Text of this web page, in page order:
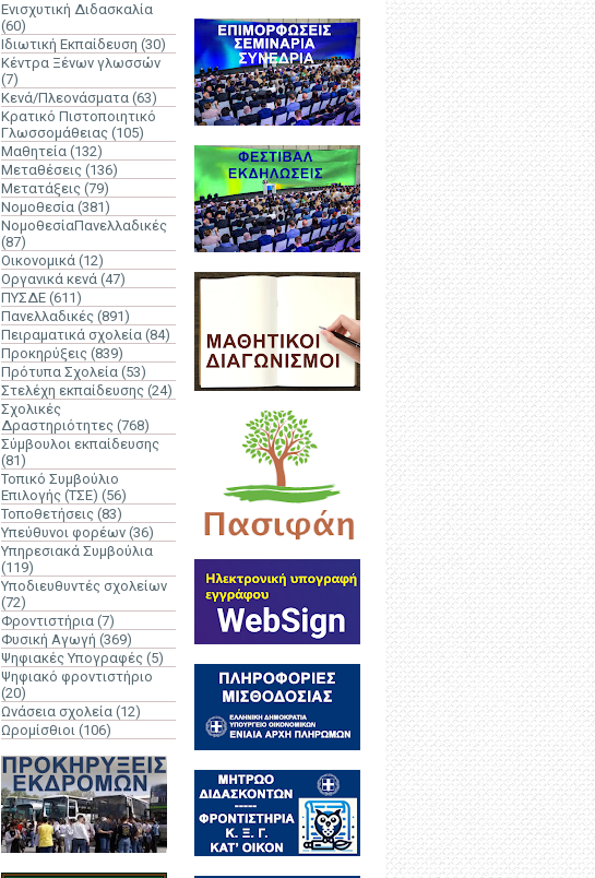
Ενισχυτική Διδασκαλία
(60)
Ιδιωτική Εκπαίδευση (30)
Κέντρα Ξένων γλωσσών
(7)
Κενά/Πλεονάσματα (63)
Κρατικό Πιστοποιητικό
Γλωσσομάθειας (105)
Μαθητεία (132)
Μεταθέσεις (136)
Μετατάξεις (79)
Νομοθεσία (381)
ΝομοθεσίαΠανελλαδικές
(87)
Οικονομικά (12)
Οργανικά κενά (47)
ΠΥΣΔΕ (611)
Πανελλαδικές (891)
Πειραματικά σχολεία (84)
Προκηρύξεις (839)
Πρότυπα Σχολεία (53)
Στελέχη εκπαίδευσης (24)
Σχολικές
Δραστηριότητες (768)
Σύμβουλοι εκπαίδευσης
(81)
Τοπικό Συμβούλιο
Επιλογής (ΤΣΕ) (56)
Τοποθετήσεις (83)
Υπεύθυνοι φορέων (36)
Υπηρεσιακά Συμβούλια
(119)
Υποδιευθυντές σχολείων
(72)
Φροντιστήρια (7)
Φυσική Αγωγή (369)
Ψηφιακές Υπογραφές (5)
Ψηφιακό φροντιστήριο
(20)
Ωνάσεια σχολεία (12)
Ωρομίσθιοι (106)